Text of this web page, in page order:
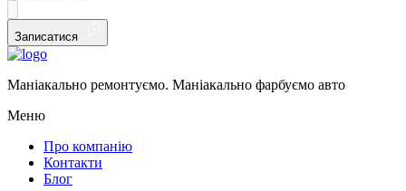
Записатися
Маніакально ремонтуємо. Маніакально фарбуємо авто
Меню
Про компанію
Контакти
Блог